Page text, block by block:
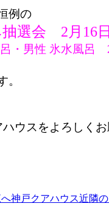
例の
抽選会 2月16日
呂・男性 氷水風呂
。
ウスをよろしく
神戸クアハウス近隣